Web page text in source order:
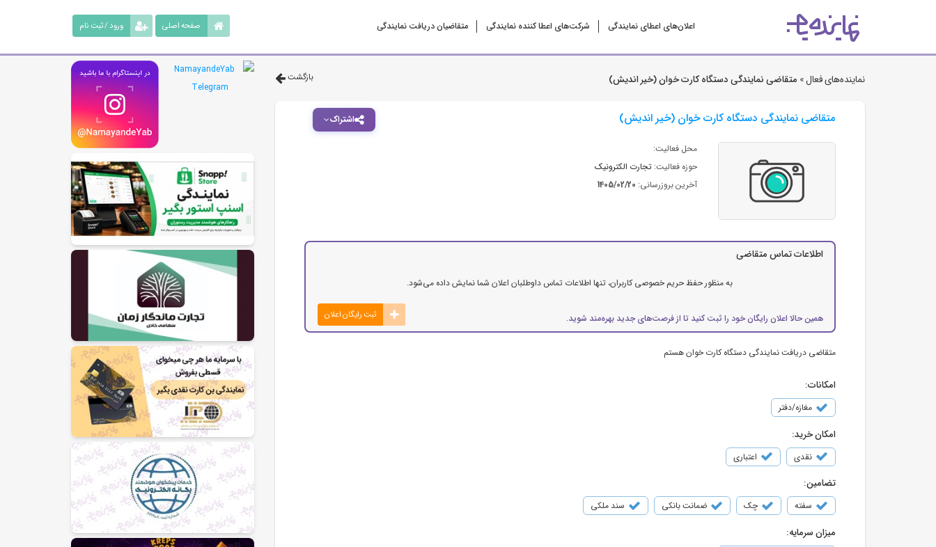
اعلان‌های اعطای نمایندگی شرکت‌‌های اعطا کننده نمایندگی متقاضیان دریافت نمایندگی ورود / ثبت نام صفحه اصلی
نماینده‌های فعال » متقاضی نمایندگی دستگاه کارت خوان (خیر اندیش) بازگشت
اشتراک متقاضی نمایندگی دستگاه کارت خوان (خیر اندیش)
محل فعالیت:
حوزه فعالیت: تجارت الکترونیک
آخرین بروزرسانی: 1405/02/20
اطلاعات تماس متقاضی
به منظور حفظ حریم خصوصی کاربران، تنها اطلاعات تماس داوطلبان اعلان شما نمایش داده می‌شود.
همین حالا اعلان رایگان خود را ثبت کنید تا از فرصت‌های جدید بهره‌مند شوید. ثبت رایگان اعلان
متقاضی دریافت نمایندگی دستگاه کارت خوان هستم
امکانات:
مغازه/دفتر
امکان خرید:
نقدی اعتباری
تضامین:
سفته چک ضمانت بانکی سند ملکی
میزان سرمایه: